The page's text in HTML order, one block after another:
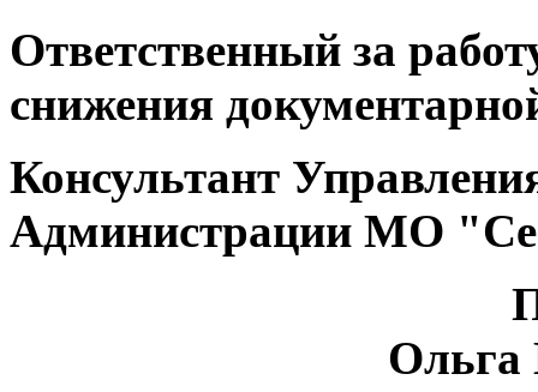
Ответственный за
снижения
Консультант
Администрации МО
Ольга